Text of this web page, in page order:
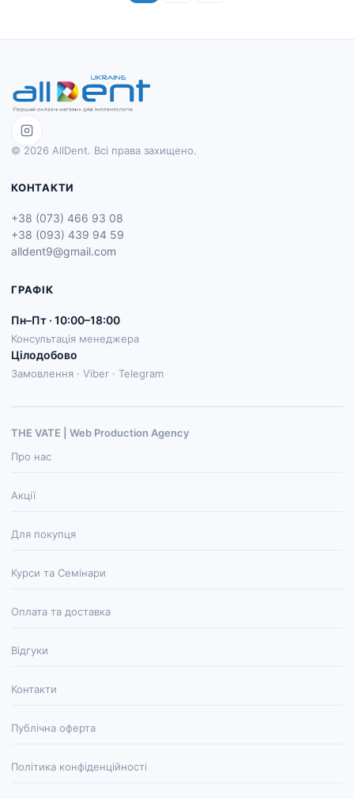
© 2026 AllDent. Всі права захищено.
КОНТАКТИ
+38 (073) 466 93 08
+38 (093) 439 94 59
alldent9@gmail.com
ГРАФІК
Пн–Пт · 10:00–18:00
Консультація менеджера
Цілодобово
Замовлення · Viber · Telegram
THE VATE | Web Production Agenсy
Про нас
Акції
Для покупця
Курси та Семінари
Оплата та доставка
Відгуки
Контакти
Публічна оферта
Політика конфіденційності